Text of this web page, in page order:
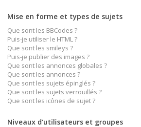
Mise en forme et types de sujets
Que sont les BBCodes ?
Puis-je utiliser le HTML ?
Que sont les smileys ?
Puis-je publier des images ?
Que sont les annonces globales ?
Que sont les annonces ?
Que sont les sujets épinglés ?
Que sont les sujets verrouillés ?
Que sont les icônes de sujet ?
Niveaux d’utilisateurs et groupes